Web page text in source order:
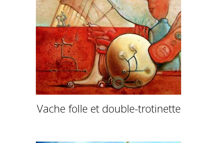
Vache folle et double-trotinette